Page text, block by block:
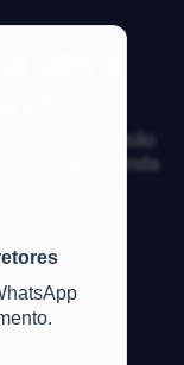
da discussão
compra, venda